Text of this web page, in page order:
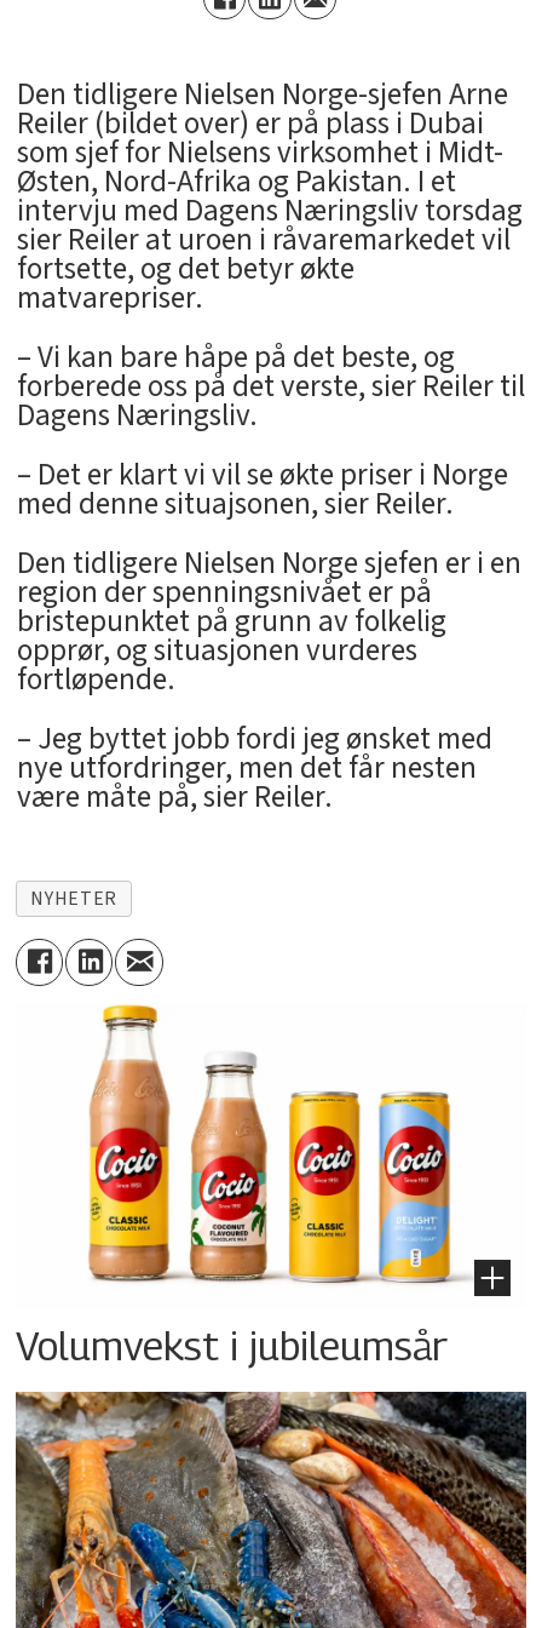
Den tidligere Nielsen Norge-sjefen Arne
Reiler (bildet over) er på plass i Dubai
som sjef for Nielsens virksomhet i Midt-
Østen, Nord-Afrika og Pakistan. I et
intervju med Dagens Næringsliv torsdag
sier Reiler at uroen i råvaremarkedet vil
fortsette, og det betyr økte
matvarepriser.
– Vi kan bare håpe på det beste, og
forberede oss på det verste, sier Reiler til
Dagens Næringsliv.
– Det er klart vi vil se økte priser i Norge
med denne situajsonen, sier Reiler.
Den tidligere Nielsen Norge sjefen er i en
region der spenningsnivået er på
bristepunktet på grunn av folkelig
opprør, og situasjonen vurderes
fortløpende.
– Jeg byttet jobb fordi jeg ønsket med
nye utfordringer, men det får nesten
være måte på, sier Reiler.
NYHETER
Volumvekst i jubileumsår